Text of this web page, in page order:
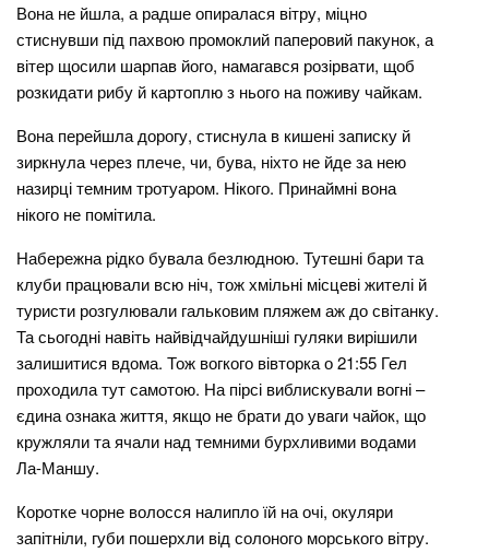
Вона не йшла, а радше опиралася вітру, міцно
стиснувши під пахвою промоклий паперовий пакунок, а
вітер щосили шарпав його, намагався розірвати, щоб
розкидати рибу й картоплю з нього на поживу чайкам.
Вона перейшла дорогу, стиснула в кишені записку й
зиркнула через плече, чи, бува, ніхто не йде за нею
назирці темним тротуаром. Нікого. Принаймні вона
нікого не помітила.
Набережна рідко бувала безлюдною. Тутешні бари та
клуби працювали всю ніч, тож хмільні місцеві жителі й
туристи розгулювали гальковим пляжем аж до світанку.
Та сьогодні навіть найвідчайдушніші гуляки вирішили
залишитися вдома. Тож вогкого вівторка о 21:55 Гел
проходила тут самотою. На пірсі виблискували вогні –
єдина ознака життя, якщо не брати до уваги чайок, що
кружляли та ячали над темними бурхливими водами
Ла-Маншу.
Коротке чорне волосся налипло їй на очі, окуляри
запітніли, губи пошерхли від солоного морського вітру.